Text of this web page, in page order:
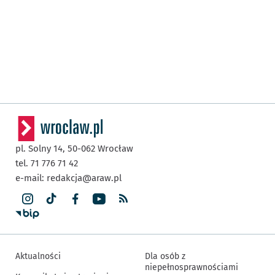
pl. Solny 14, 50-062 Wrocław
tel. 71 776 71 42
e-mail: redakcja@araw.pl
Aktualności
Dla osób z
niepełnosprawnościami